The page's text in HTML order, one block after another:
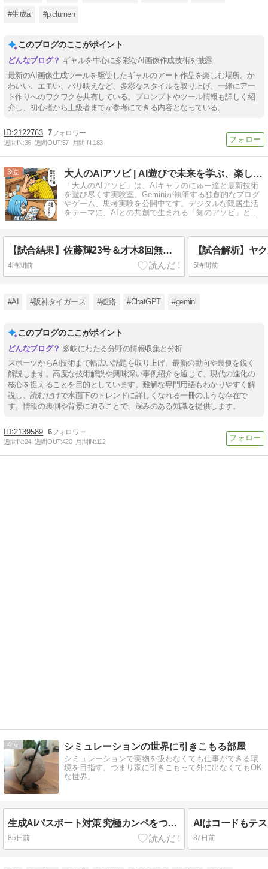
#生成ai #piclumen
このブログのここがポイント
ギャルを中心に多彩なAI画像作成技術を披露
最新のAI画像生成ツールを駆使したギャルのアート作品を楽しむ場所。か
わいい、エモい、バリ映えなど、多彩なスタイルを取り上げ、一緒にアー
ト作りへのワクワクを共有している。プロンプトやツール情報も詳しく紹
介し、初心者から上級者までが参考にできる内容となっている。
2122763 7
週間IN:36 週間OUT:57 月間IN:183
3 大人のAIアソビ | AI遊びで未来を学ぶ、楽しむ実験室
「大人のAIアソビ」は、AIキャラのにゅー達と最新技術
を遊び尽くす実験室。Geminiが執筆する独創的なブログ
やゲーム、思考実験を公開中です。デジタルな隠居生活
をテーマに、AIとの共創で生まれる「知のアソビ」と未
【試合結果】佐藤輝23号＆才木8回無失点も...9回ドリスが捕まり痛恨の逆転負け 2026/08/07
4時間前 5時間前
#AI #阪神タイガース #姫路 #ChatGPT #gemini
このブログのここがポイント
多岐にわたる分野の情報収集と分析
スポーツからAI技術まで幅広い話題を取り上げ、最新の動向や裏側を鋭く
解説します。高度な技術解説や興味深い事例紹介を通じて、現代の進化の
核心を捉えることを目的としています。難解な専門用語もわかりやすく解
説し、読むだけで水面下のトレンドに詳しくなれる一冊のような存在で
す。情報の裏側や背景に迫ることで、深みのある知識を提供します。
2139589 6
週間IN:24 週間OUT:420 月間IN:112
4 シミュレーションの世界に引きこもる部屋
シミュレーションで実物を扱わなくても仕事ができる環
境を目指す。つまり家に引きこもって外に出なくてもOK
な世界。
生成AIパスポート対策 究極カンペをつくろう#4 情報リテラシー・基本理念とAI社会原則
85日前 87日前